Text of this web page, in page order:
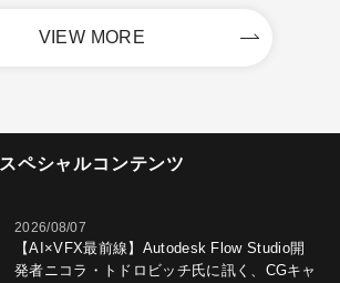
VIEW MORE
スペシャルコンテンツ
2026/08/07
【AI×VFX最前線】Autodesk Flow Studio開
発者ニコラ・トドロビッチ氏に訊く、CGキャ